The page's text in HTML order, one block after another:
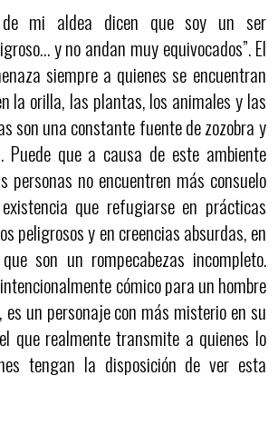
de mi aldea dicen que soy un ser
y no andan muy equivocados”. El
siempre a quienes se encuentran
la orilla, las plantas, los animales y las
son una constante fuente de zozobra y
Puede que a causa de este ambiente
personas no encuentren más consuelo
que refugiarse en prácticas
peligrosos y en creencias absurdas, en
son un rompecabezas incompleto.
cómico para un hombre
es un personaje con más misterio en su
que realmente transmite a quienes lo
tengan la disposición de ver esta